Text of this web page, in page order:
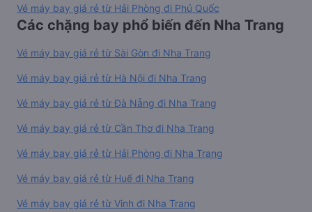
Vé máy bay giá rẻ từ Hải Phòng đi Phú Quốc
Các chặng bay phổ biến đến Nha Trang
Vé máy bay giá rẻ từ Sài Gòn đi Nha Trang
Vé máy bay giá rẻ từ Hà Nội đi Nha Trang
Vé máy bay giá rẻ từ Đà Nẵng đi Nha Trang
Vé máy bay giá rẻ từ Cần Thơ đi Nha Trang
Vé máy bay giá rẻ từ Hải Phòng đi Nha Trang
Vé máy bay giá rẻ từ Huế đi Nha Trang
Vé máy bay giá rẻ từ Vinh đi Nha Trang